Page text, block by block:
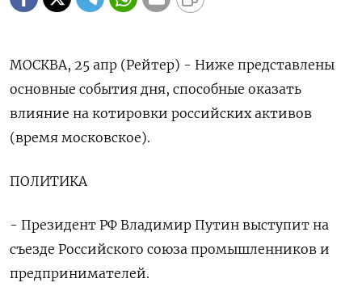
МОСКВА, 25 апр (Рейтер) - Ниже представлены
основные события дня, способные оказать
влияние на котировки российских активов
(время московское).
ПОЛИТИКА
- Президент РФ Владимир Путин выступит на
съезде Российского союза промышленников и
предпринимателей.